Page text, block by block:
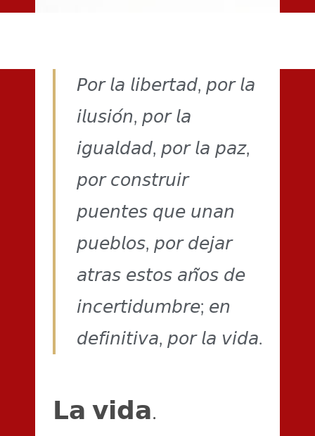
𝘗𝘰𝘳 𝘭𝘢 𝘭𝘪𝘣𝘦𝘳𝘵𝘢𝘥, 𝘱𝘰𝘳 𝘭𝘢
𝘪𝘭𝘶𝘴𝘪𝘰́𝘯, 𝘱𝘰𝘳 𝘭𝘢
𝘪𝘨𝘶𝘢𝘭𝘥𝘢𝘥, 𝘱𝘰𝘳 𝘭𝘢 𝘱𝘢𝘻,
𝘱𝘰𝘳 𝘤𝘰𝘯𝘴𝘵𝘳𝘶𝘪𝘳
𝘱𝘶𝘦𝘯𝘵𝘦𝘴 𝘲𝘶𝘦 𝘶𝘯𝘢𝘯
𝘱𝘶𝘦𝘣𝘭𝘰𝘴, 𝘱𝘰𝘳 𝘥𝘦𝘫𝘢𝘳
𝘢𝘵𝘳𝘢𝘴 𝘦𝘴𝘵𝘰𝘴 𝘢𝘯̃𝘰𝘴 𝘥𝘦
𝘪𝘯𝘤𝘦𝘳𝘵𝘪𝘥𝘶𝘮𝘣𝘳𝘦; 𝘦𝘯
𝘥𝘦𝘧𝘪𝘯𝘪𝘵𝘪𝘷𝘢, 𝘱𝘰𝘳 𝘭𝘢 𝘷𝘪𝘥𝘢.
𝗟𝗮 𝘃𝗶𝗱𝗮.